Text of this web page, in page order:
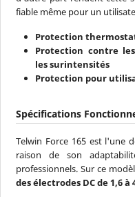
fiable même pour un
Protection
Protection contre
les surintensités
Protection pour
Spécifications
Telwin Force 165 est l'une
raison de son
professionnels. Sur ce
des électrodes DC de 1,6 à